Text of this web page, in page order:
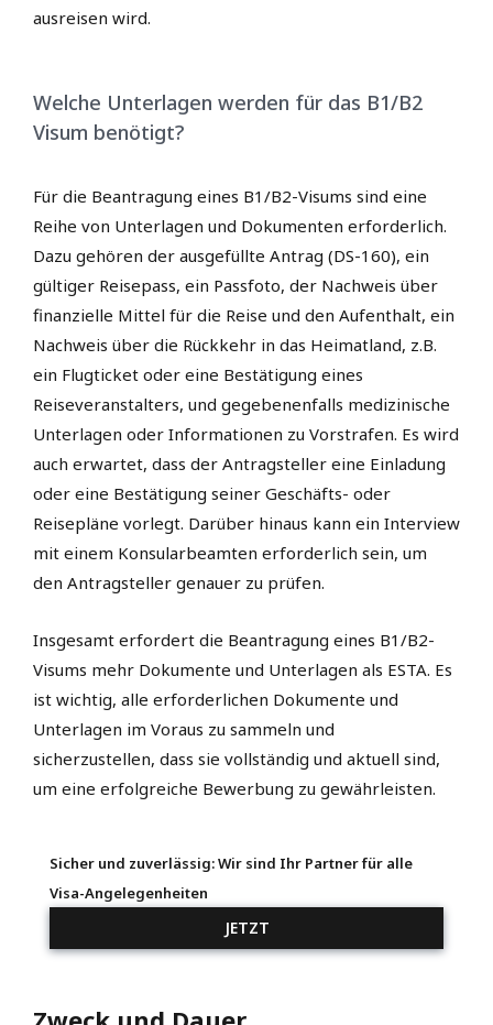
ausreisen wird.
Welche Unterlagen werden für das B1/B2
Visum benötigt?
Für die Beantragung eines B1/B2-Visums sind eine
Reihe von Unterlagen und Dokumenten erforderlich.
Dazu gehören der ausgefüllte Antrag (DS-160), ein
gültiger Reisepass, ein Passfoto, der Nachweis über
finanzielle Mittel für die Reise und den Aufenthalt, ein
Nachweis über die Rückkehr in das Heimatland, z.B.
ein Flugticket oder eine Bestätigung eines
Reiseveranstalters, und gegebenenfalls medizinische
Unterlagen oder Informationen zu Vorstrafen. Es wird
auch erwartet, dass der Antragsteller eine Einladung
oder eine Bestätigung seiner Geschäfts- oder
Reisepläne vorlegt. Darüber hinaus kann ein Interview
mit einem Konsularbeamten erforderlich sein, um
den Antragsteller genauer zu prüfen.
Insgesamt erfordert die Beantragung eines B1/B2-
Visums mehr Dokumente und Unterlagen als ESTA. Es
ist wichtig, alle erforderlichen Dokumente und
Unterlagen im Voraus zu sammeln und
sicherzustellen, dass sie vollständig und aktuell sind,
um eine erfolgreiche Bewerbung zu gewährleisten.
Sicher und zuverlässig: Wir sind Ihr Partner für alle
Visa-Angelegenheiten
JETZT